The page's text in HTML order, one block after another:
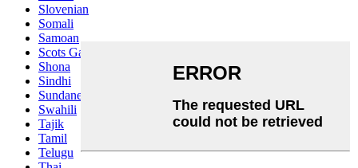
Slovenian
Somali
Samoan
Scots Gaelic
Shona
Sindhi
Sundanese
Swahili
Tajik
Tamil
Telugu